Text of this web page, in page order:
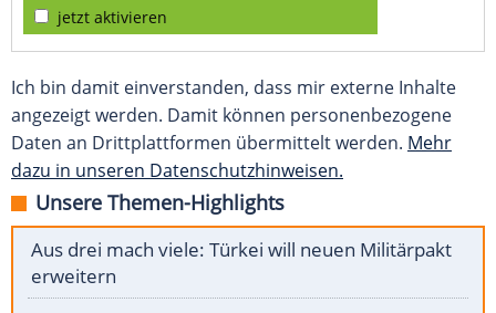
jetzt aktivieren
Ich bin damit einverstanden, dass mir externe Inhalte
angezeigt werden. Damit können personenbezogene
Daten an Drittplattformen übermittelt werden. Mehr
dazu in unseren Datenschutzhinweisen.
Unsere Themen-Highlights
Aus drei mach viele: Türkei will neuen Militärpakt
erweitern